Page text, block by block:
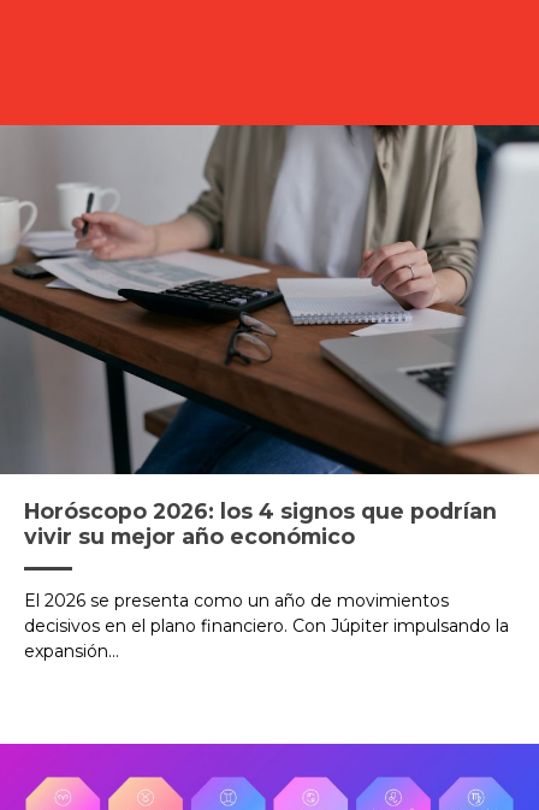
Horóscopo 2026: los 4 signos que podrían
vivir su mejor año económico
El 2026 se presenta como un año de movimientos
decisivos en el plano financiero. Con Júpiter impulsando la
expansión...